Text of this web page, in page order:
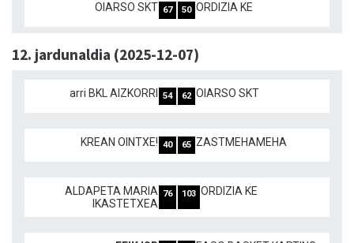
OIARSO SKT 67 50 ORDIZIA KE
12. jardunaldia (2025-12-07)
arri BKL AIZKORRI 54 62 OIARSO SKT
KREAN OINTXE! 40 65 ZASTMEHAMEHA
ALDAPETA MARIA
IKASTETXEA
76 103 ORDIZIA KE